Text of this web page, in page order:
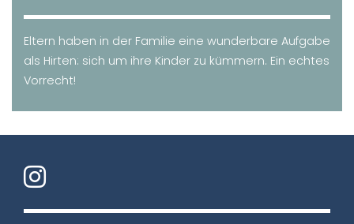
Eltern haben in der Familie eine wunderbare Aufgabe
als Hirten: sich um ihre Kinder zu kümmern. Ein echtes
Vorrecht!